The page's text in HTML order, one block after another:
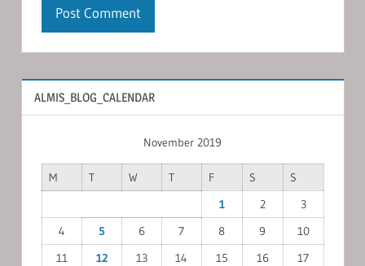
ALMIS_BLOG_CALENDAR
November 2019
M T W T F S
S
1
2
3
4
5 6 7 8 9
10
11
12 13 14 15 16
17